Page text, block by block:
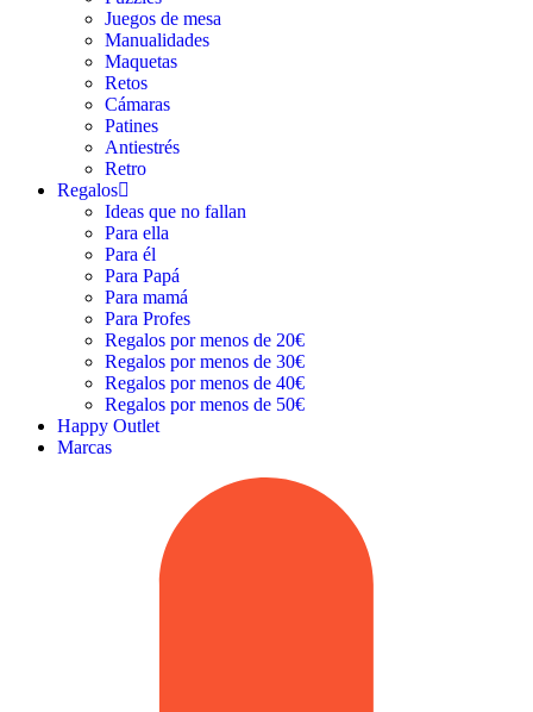
Juegos de mesa
Manualidades
Maquetas
Retos
Cámaras
Patines
Antiestrés
Retro
Regalos
Ideas que no fallan
Para ella
Para él
Para Papá
Para mamá
Para Profes
Regalos por menos de 20€
Regalos por menos de 30€
Regalos por menos de 40€
Regalos por menos de 50€
Happy Outlet
Marcas